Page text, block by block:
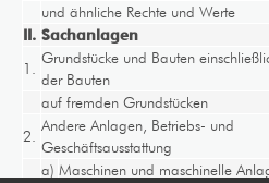
und ähnliche Rechte und Werte
II. Sachanlagen
1.
Grundstücke und Bauten
der Bauten
auf fremden Grundstücken
2.
Andere Anlagen, Betriebs- und
Geschäftsausstattung
a) Maschinen und maschinelle